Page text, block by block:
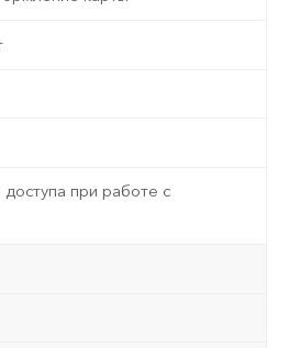
при работе с